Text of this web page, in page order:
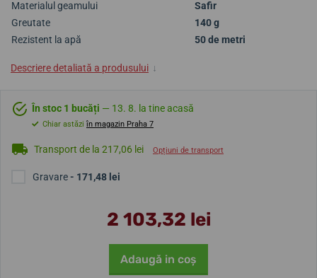
Materialul geamului
Safir
Greutate
140 g
Rezistent la apă
50 de metri
Descriere detaliată a produsului ↓
În stoc 1 bucăți — 13. 8. la tine acasă
Chiar astăzi în magazin Praha 7
Transport de la 217,06 lei Opțiuni de transport
Gravare- 171,48 lei
2 103,32 lei
Adaugă in coş